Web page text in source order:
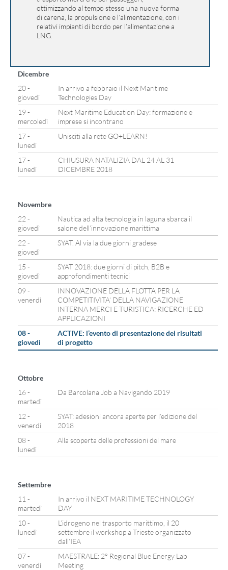
ottimizzando al tempo stesso una nuova forma
di carena, la propulsione e l’alimentazione, con i
relativi impianti di bordo per l’alimentazione a
LNG.
Dicembre
20 -
giovedì
In arrivo a febbraio il Next Maritime
Technologies Day
19 -
mercoledì
Next Maritime Education Day: formazione e
imprese si incontrano
17 -
lunedì
Unisciti alla rete GO+LEARN!
17 -
lunedì
CHIUSURA NATALIZIA DAL 24 AL 31
DICEMBRE 2018
Novembre
22 -
giovedì
Nautica ad alta tecnologia in laguna sbarca il
salone dell’innovazione marittima
22 -
giovedì
SYAT. Al via la due giorni gradese
15 -
giovedì
SYAT 2018: due giorni di pitch, B2B e
approfondimenti tecnici
09 -
venerdì
INNOVAZIONE DELLA FLOTTA PER LA
COMPETITIVITA’ DELLA NAVIGAZIONE
INTERNA MERCI E TURISTICA: RICERCHE ED
APPLICAZIONI
08 -
giovedì
ACTIVE: l’evento di presentazione dei risultati
di progetto
Ottobre
16 -
martedì
Da Barcolana Job a Navigando 2019
12 -
venerdì
SYAT: adesioni ancora aperte per l’edizione del
2018
08 -
lunedì
Alla scoperta delle professioni del mare
Settembre
11 -
martedì
In arrivo il NEXT MARITIME TECHNOLOGY
DAY
10 -
lunedì
L’idrogeno nel trasporto marittimo, il 20
settembre il workshop a Trieste organizzato
dall’IEA
07 -
venerdì
MAESTRALE: 2° Regional Blue Energy Lab
Meeting